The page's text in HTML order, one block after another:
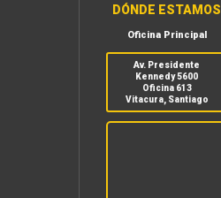
DÓNDE ESTAMOS
Oficina Principal
Av. Presidente
Kennedy 5600
Oficina 613
Vitacura, Santiago